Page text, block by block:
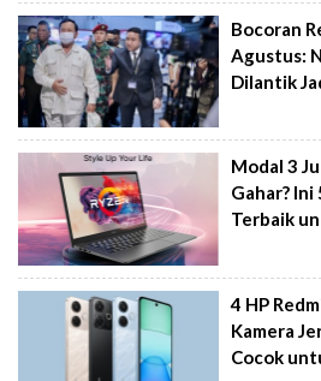
Bocoran
Agustus:
Dilantik
Modal 3
Gahar?
Terbaik
4 HP
Kamera
Cocok